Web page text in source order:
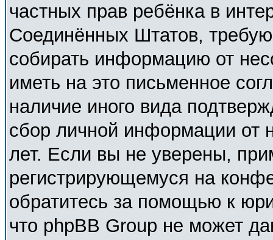
частных прав ребёнка в
Соединённых Штатов,
собирать информацию от
иметь на это письменное
наличие иного вида
сбор личной информации от
лет. Если вы не уверены,
регистрирующемуся на
обратитесь за помощью к
что phpBB Group не может